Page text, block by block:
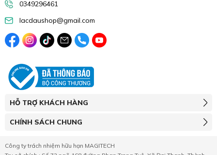
0349296461
lacdaushop@gmail.com
HỖ TRỢ KHÁCH HÀNG
CHÍNH SÁCH CHUNG
Công ty trách nhiệm hữu hạn MAGITECH